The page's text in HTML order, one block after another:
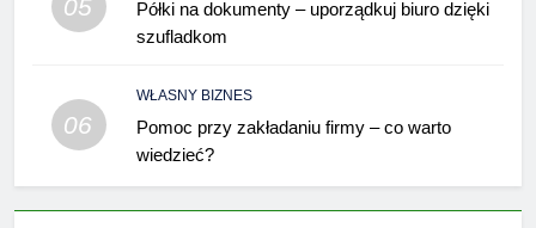
05
Półki na dokumenty – uporządkuj biuro dzięki
szufladkom
06
WŁASNY BIZNES
Pomoc przy zakładaniu firmy – co warto
wiedzieć?